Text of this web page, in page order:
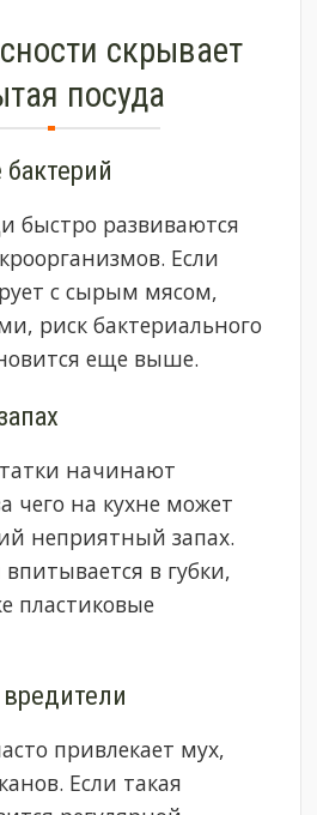
скрывает
посуда
быстро развиваются
Если
с сырым мясом,
риск бактериального
еще выше.
начинают
чего на кухне может
неприятный запах.
в губки,
пластиковые
привлекает мух,
Если такая